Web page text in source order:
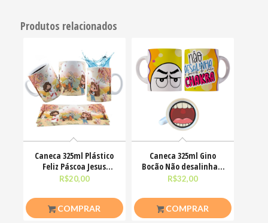
Produtos relacionados
Caneca 325ml Plástico
Feliz Páscoa Jesus
Cristo Coelhinhos
R$20,00
COMPRAR
Caneca 325ml Gino
Bocão Não desalinha a
porra do meu chakra
R$32,00
COMPRAR